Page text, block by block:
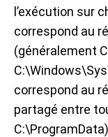
l’exécution sur
correspond au
(généralement
correspond au
partagé entre